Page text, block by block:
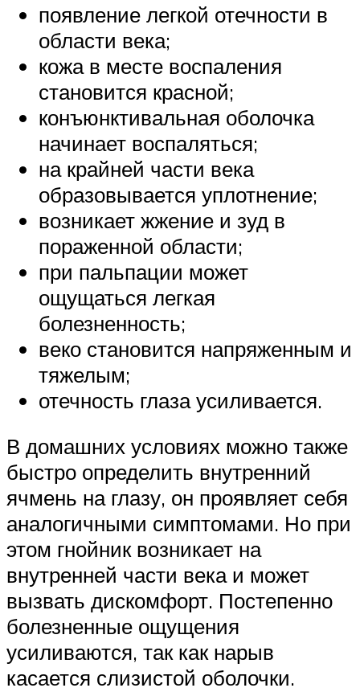
появление легкой отечности в
области века;
кожа в месте воспаления
становится красной;
конъюнктивальная оболочка
начинает воспаляться;
на крайней части века
образовывается уплотнение;
возникает жжение и зуд в
пораженной области;
при пальпации может
ощущаться легкая
болезненность;
веко становится напряженным и
тяжелым;
отечность глаза усиливается.
В домашних условиях можно также
быстро определить внутренний
ячмень на глазу, он проявляет себя
аналогичными симптомами. Но при
этом гнойник возникает на
внутренней части века и может
вызвать дискомфорт. Постепенно
болезненные ощущения
усиливаются, так как нарыв
касается слизистой оболочки.